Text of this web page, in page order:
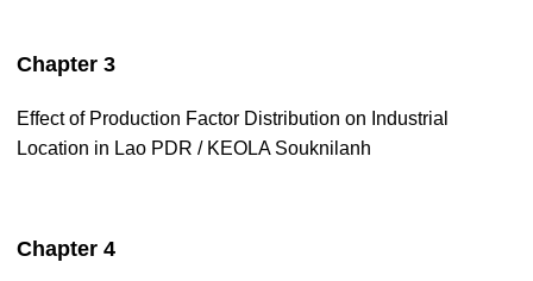
Chapter 3
Effect of Production Factor Distribution on Industrial
Location in Lao PDR / KEOLA Souknilanh
Chapter 4